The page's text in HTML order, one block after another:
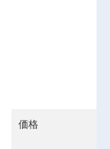
価格